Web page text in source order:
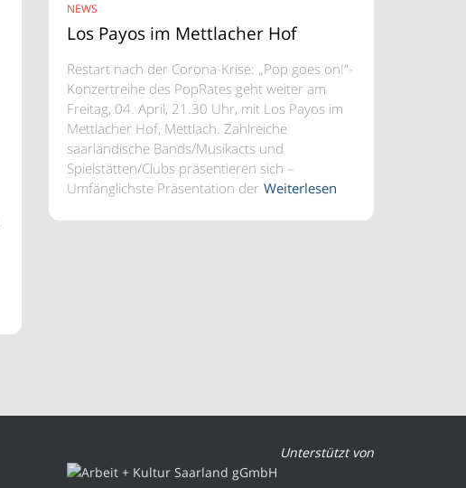
NEWS
Los Payos im Mettlacher Hof
Restart nach der Corona-Krise: „Pop goes on!“-
Konzertreihe des PopRates geht weiter am
Freitag, 04. April, 21.30 Uhr, mit Los Payos im
Mettlacher Hof, Mettlach. Zahlreiche
saarländische Bands/Musikacts und
Spielstätten/Clubs präsentieren sich –
Umfänglichste Präsentation der Weiterlesen
Unterstützt von